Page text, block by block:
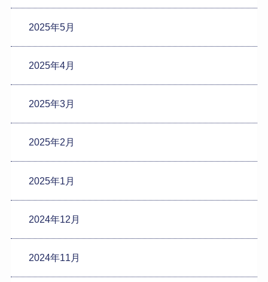
2025年5月
2025年4月
2025年3月
2025年2月
2025年1月
2024年12月
2024年11月